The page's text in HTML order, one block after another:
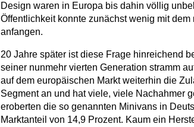
Design waren in Europa bis dahin völlig
Öffentlichkeit konnte zunächst wenig mit
anfangen.
20 Jahre später ist diese Frage hinreichend
seiner nunmehr vierten Generation stramm
auf dem europäischen Markt weiterhin die
Segment an und hat viele, viele Nachahmer
eroberten die so genannten Minivans in
Marktanteil von 14,9 Prozent. Kaum ein